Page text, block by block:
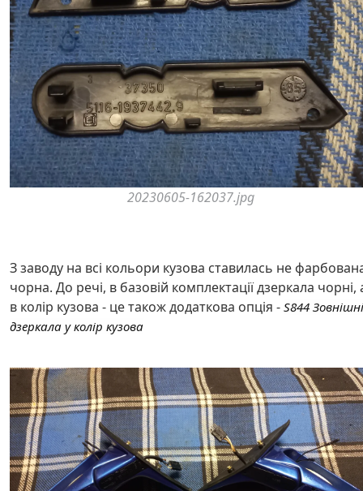
20230605-162037.jpg
З заводу на всі кольори кузова ставилась не
чорна. До речі, в базовій комплектації дзеркала чорні,
в колір кузова - це також додаткова опція - S844 Зовнішні
дзеркала у колір кузова